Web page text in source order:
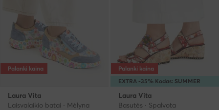
Palanki kaina
Laura Vita
Laisvalaikio batai · Mėlyna
EXTRA -35% Kodas: SUMMER
Palanki kaina
Laura Vita
Basutės · Spalvota